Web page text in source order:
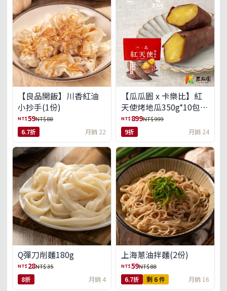
【良品開飯】川香紅油
小抄手(1份)
NT$59NT$ 88
6.7折 月銷 22
【瓜瓜園 x 卡樂比】紅
天使烤地瓜350g*10包
(免運組)
NT$ 899NT$ 999
9折 月銷 24
Q彈刀削麵180g
NT$ 28NT$ 35
8折 月銷 4
上海蔥油拌麵(2份)
NT$59NT$ 88
6.7折 剩 6 件 月銷 16